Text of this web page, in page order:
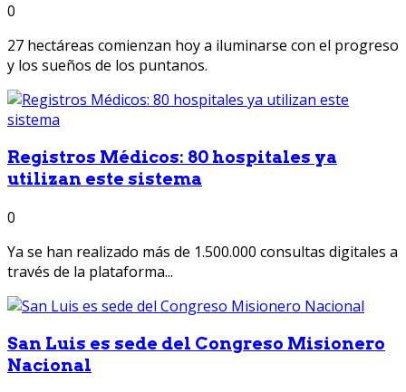
0
27 hectáreas comienzan hoy a iluminarse con el progreso
y los sueños de los puntanos.
Registros Médicos: 80 hospitales ya
utilizan este sistema
0
Ya se han realizado más de 1.500.000 consultas digitales a
través de la plataforma...
San Luis es sede del Congreso Misionero
Nacional